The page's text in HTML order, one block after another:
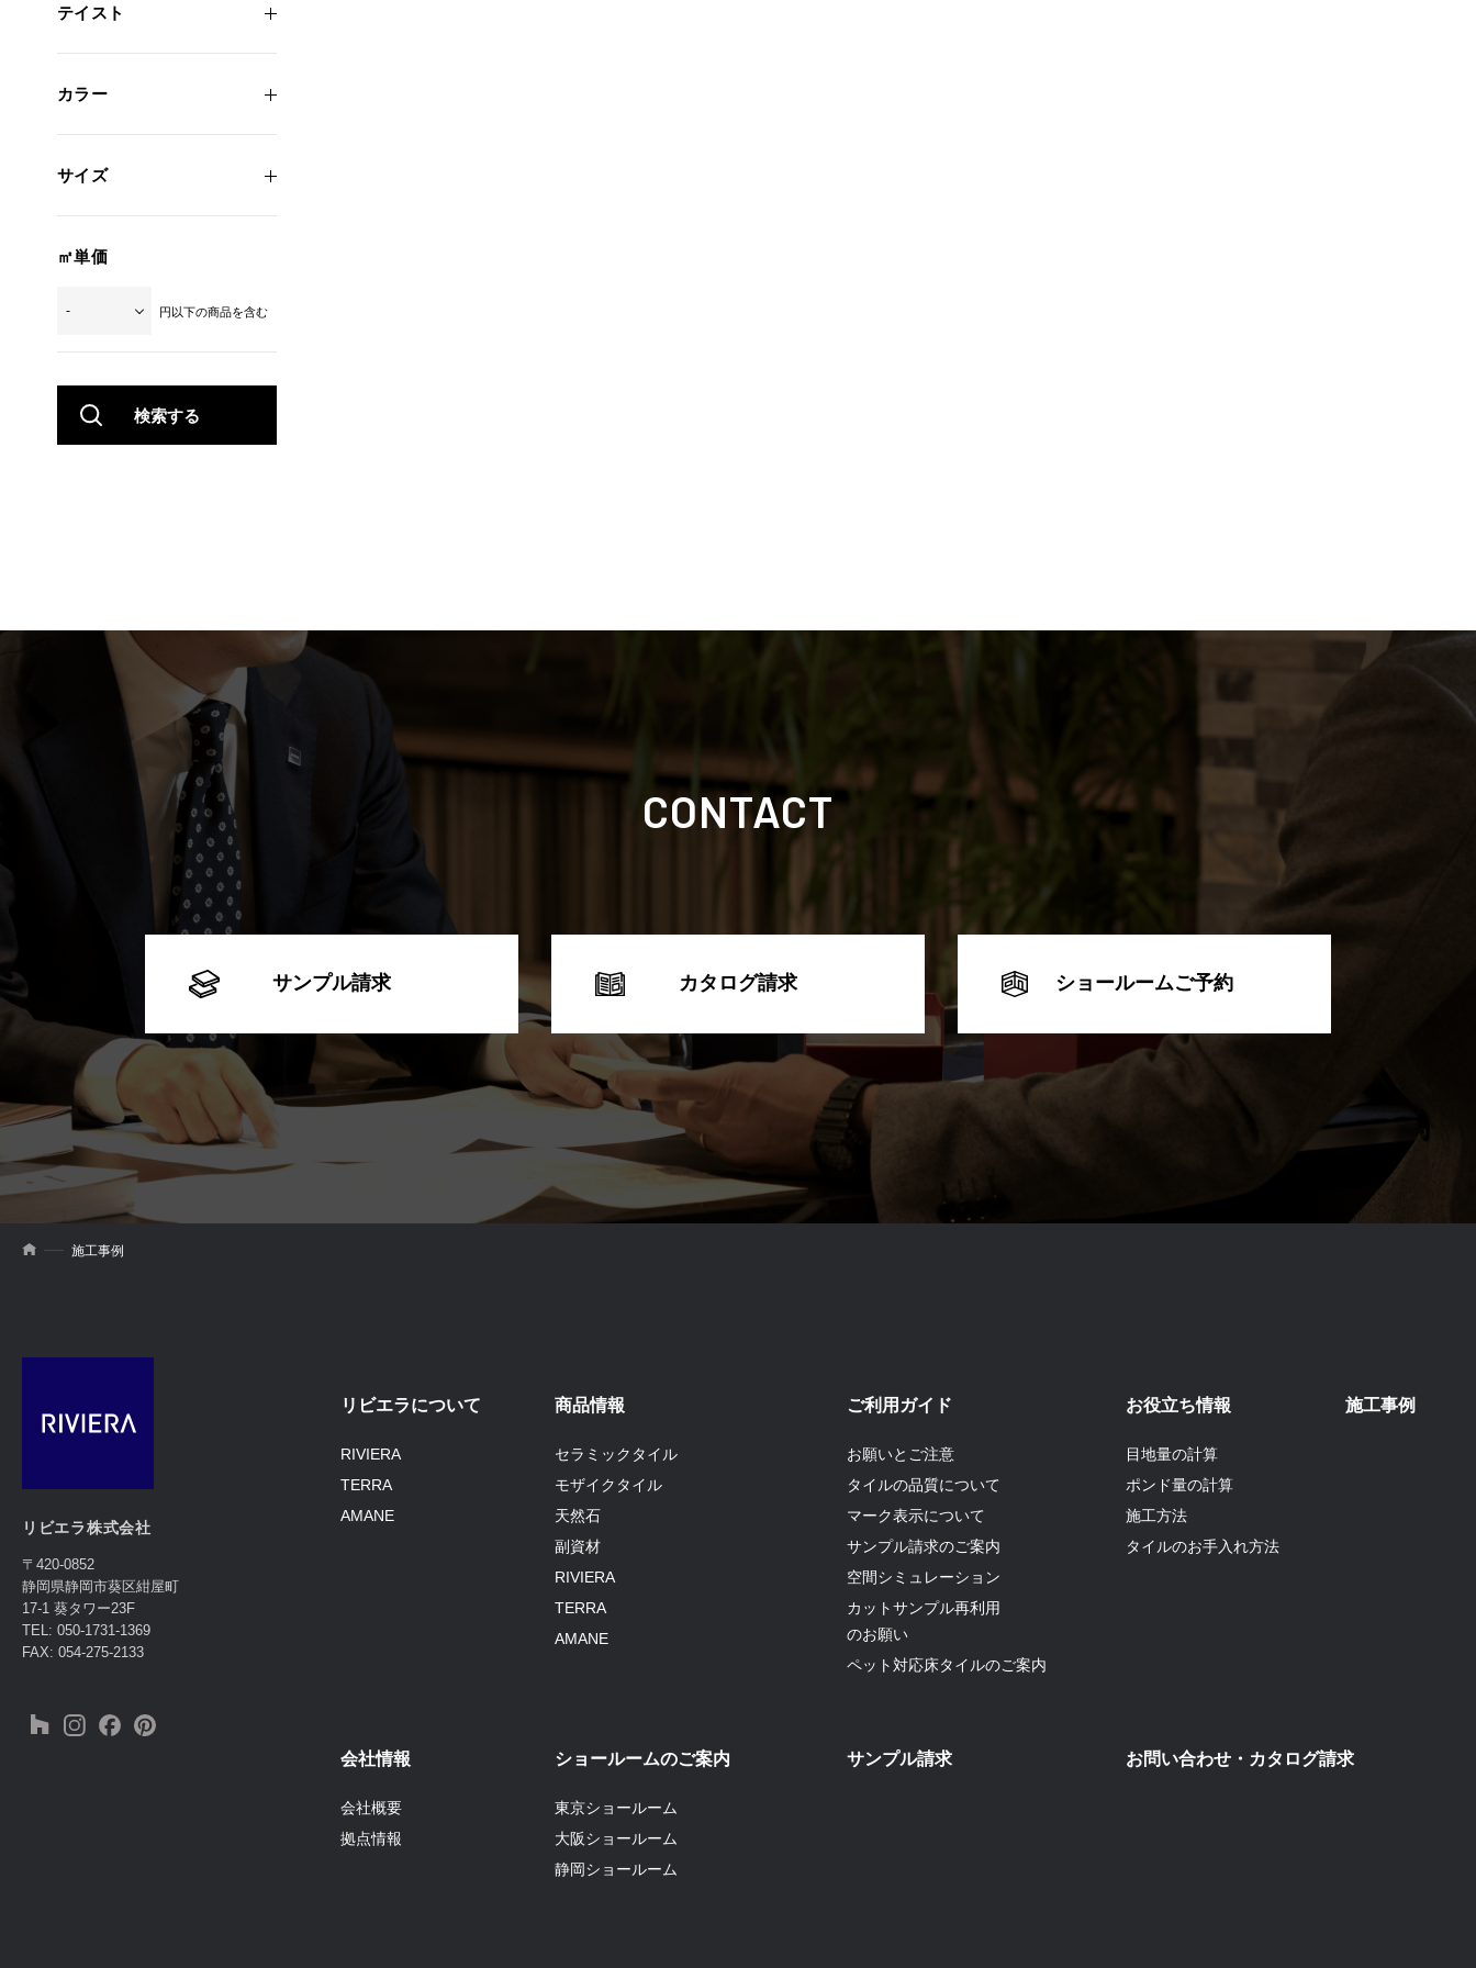
テイスト
カラー
サイズ
㎡単価
円以下の商品を含む
CONTACT
サンプル請求 カタログ請求 ショールームご予約
施工事例
リビエラ株式会社
〒420-0852
静岡県静岡市葵区紺屋町
17-1 葵タワー23F
TEL: 050-1731-1369
FAX: 054-275-2133
リビエラについて
RIVIERA
TERRA
AMANE
商品情報
セラミックタイル
モザイクタイル
天然石
副資材
RIVIERA
TERRA
AMANE
ご利用ガイド
お願いとご注意
タイルの品質について
マーク表示について
サンプル請求のご案内
空間シミュレーション
カットサンプル再利用
のお願い
ペット対応床タイルのご案内
お役立ち情報
目地量の計算
ポンド量の計算
施工方法
タイルのお手入れ方法
施工事例
会社情報
会社概要
拠点情報
ショールームのご案内
東京ショールーム
大阪ショールーム
静岡ショールーム
サンプル請求 お問い合わせ・カタログ請求